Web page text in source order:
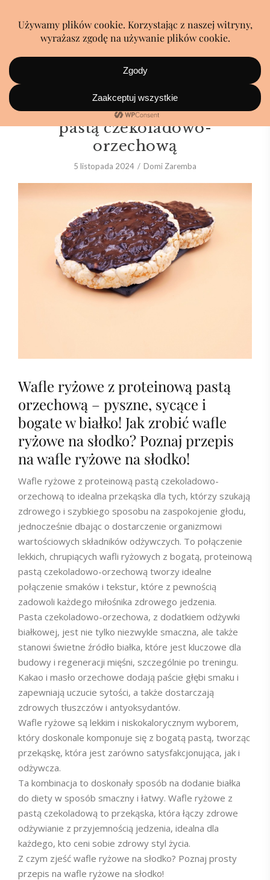
Wafle ryżowe z proteinową
pastą czekoladowo-
orzechową
5 listopada 2024 Domi Zaremba
Wafle ryżowe z proteinową pastą
orzechową – pyszne, sycące i
bogate w białko! Jak zrobić wafle
ryżowe na słodko? Poznaj przepis
na wafle ryżowe na słodko!
Wafle ryżowe z proteinową pastą czekoladowo-
orzechową to idealna przekąska dla tych, którzy szukają
zdrowego i szybkiego sposobu na zaspokojenie głodu,
jednocześnie dbając o dostarczenie organizmowi
wartościowych składników odżywczych. To połączenie
lekkich, chrupiących wafli ryżowych z bogatą, proteinową
pastą czekoladowo-orzechową tworzy idealne
połączenie smaków i tekstur, które z pewnością
zadowoli każdego miłośnika zdrowego jedzenia.
Pasta czekoladowo-orzechowa, z dodatkiem odżywki
białkowej, jest nie tylko niezwykle smaczna, ale także
stanowi świetne źródło białka, które jest kluczowe dla
budowy i regeneracji mięśni, szczególnie po treningu.
Kakao i masło orzechowe dodają paście głębi smaku i
zapewniają uczucie sytości, a także dostarczają
zdrowych tłuszczów i antyoksydantów.
Wafle ryżowe są lekkim i niskokalorycznym wyborem,
który doskonale komponuje się z bogatą pastą, tworząc
przekąskę, która jest zarówno satysfakcjonująca, jak i
odżywcza.
Ta kombinacja to doskonały sposób na dodanie białka
do diety w sposób smaczny i łatwy. Wafle ryżowe z
pastą czekoladową to przekąska, która łączy zdrowe
odżywianie z przyjemnością jedzenia, idealna dla
każdego, kto ceni sobie zdrowy styl życia.
Z czym zjeść wafle ryżowe na słodko? Poznaj prosty
przepis na wafle ryżowe na słodko!